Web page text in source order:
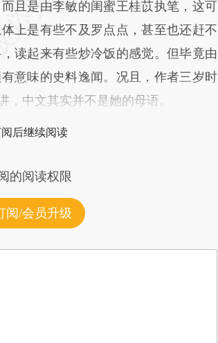
是由李敏的闺蜜王桂苡执笔，这可
上是有些不及罗点点，甚至也还赶不
读起来有些炒冷饭的感觉。但毕竟由
意味的史料逸闻。况且，作者三岁时
中文其实并不是她的母语。
后继续阅读
的阅读权限
阅/会员升级